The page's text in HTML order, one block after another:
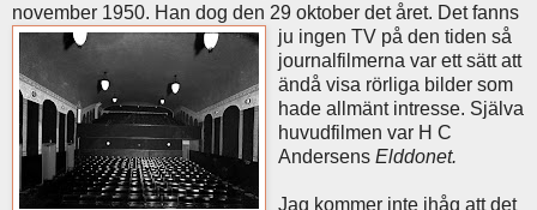
november 1950. Han dog den 29 oktober detåret. Det fanns
ju ingen TV på den tiden så
journalfilmerna var ett sätt att
ändå visa rörliga bilder som
hade allmänt intresse. Själva
huvudfilmen var H C
Andersens Elddonet.
Jag kommer inte ihåg att det